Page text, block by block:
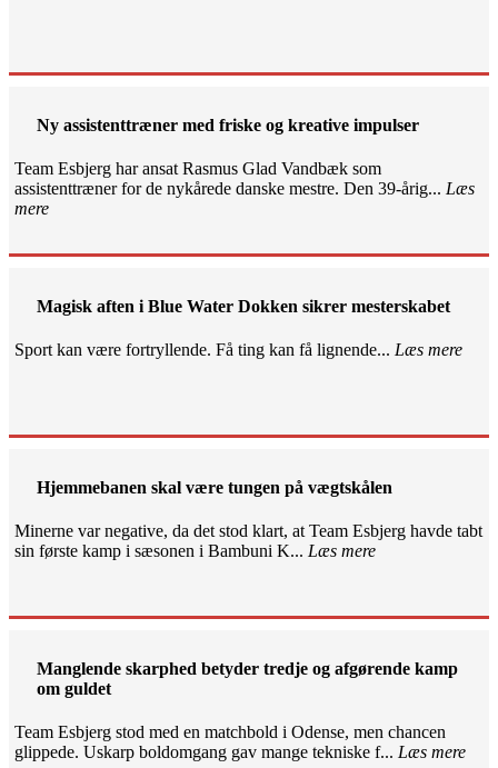
Ny assistenttræner med friske og kreative impulser
Team Esbjerg har ansat Rasmus Glad Vandbæk som
assistenttræner for de nykårede danske mestre. Den 39-årig... Læs
mere
Magisk aften i Blue Water Dokken sikrer mesterskabet
Sport kan være fortryllende. Få ting kan få lignende... Læs mere
Hjemmebanen skal være tungen på vægtskålen
Minerne var negative, da det stod klart, at Team Esbjerg havde tabt
sin første kamp i sæsonen i Bambuni K... Læs mere
Manglende skarphed betyder tredje og afgørende kamp
om guldet
Team Esbjerg stod med en matchbold i Odense, men chancen
glippede. Uskarp boldomgang gav mange tekniske f... Læs mere